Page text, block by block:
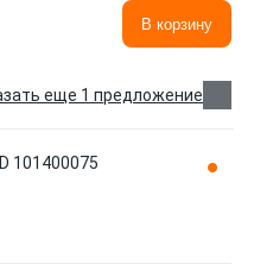
В корзину
еще 1 предложение
101400075